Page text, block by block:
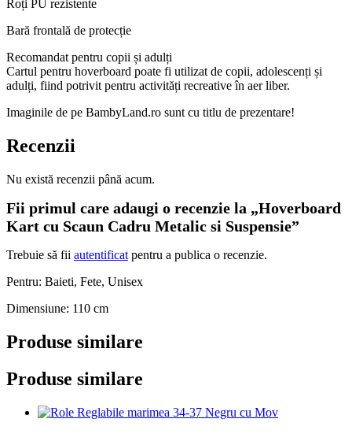
Roți PU rezistente
Bară frontală de protecție
Recomandat pentru copii și adulți
Cartul pentru hoverboard poate fi utilizat de copii, adolescenți și
adulți, fiind potrivit pentru activități recreative în aer liber.
Imaginile de pe BambyLand.ro sunt cu titlu de prezentare!
Recenzii
Nu există recenzii până acum.
Fii primul care adaugi o recenzie la „Hoverboard
Kart cu Scaun Cadru Metalic si Suspensie”
Trebuie să fii autentificat pentru a publica o recenzie.
Pentru: Baieti, Fete, Unisex
Dimensiune: 110 cm
Produse similare
Produse similare